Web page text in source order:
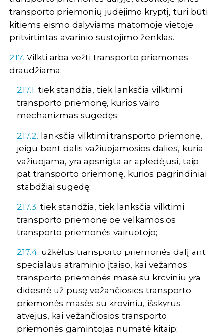
transporto priemonių judėjimo kryptį, turi būti
kitiems eismo dalyviams matomoje vietoje
pritvirtintas avarinio sustojimo ženklas.
217. Vilkti arba vežti transporto priemones
draudžiama:
217.1. tiek standžia, tiek lanksčia vilktimi
transporto priemonę, kurios vairo
mechanizmas sugedęs;
217.2. lanksčia vilktimi transporto priemonę,
jeigu bent dalis važiuojamosios dalies, kuria
važiuojama, yra apsnigta ar apledėjusi, taip
pat transporto priemonę, kurios pagrindiniai
stabdžiai sugedę;
217.3. tiek standžia, tiek lanksčia vilktimi
transporto priemonę be velkamosios
transporto priemonės vairuotojo;
217.4. užkėlus transporto priemonės dalį ant
specialaus atraminio įtaiso, kai vežamos
transporto priemonės masė su kroviniu yra
didesnė už pusę vežančiosios transporto
priemonės masės su kroviniu, išskyrus
atvejus, kai vežančiosios transporto
priemonės gamintojas numatė kitaip;